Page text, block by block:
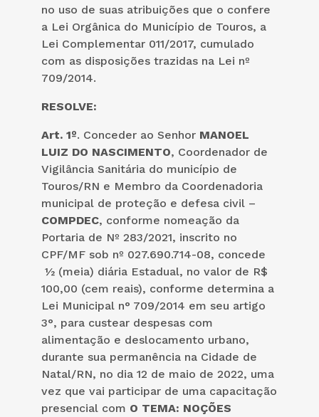
no uso de suas atribuições que o confere
a Lei Orgânica do Município de Touros, a
Lei Complementar 011/2017, cumulado
com as disposições trazidas na Lei nº
709/2014.
RESOLVE:
Art. 1º. Conceder ao Senhor MANOEL
LUIZ DO NASCIMENTO, Coordenador de
Vigilância Sanitária do município de
Touros/RN e Membro da Coordenadoria
municipal de proteção e defesa civil –
COMPDEC, conforme nomeação da
Portaria de Nº 283/2021, inscrito no
CPF/MF sob nº 027.690.714-08, concede
½ (meia) diária Estadual, no valor de R$
100,00 (cem reais), conforme determina a
Lei Municipal n° 709/2014 em seu artigo
3°, para custear despesas com
alimentação e deslocamento urbano,
durante sua permanência na Cidade de
Natal/RN, no dia 12 de maio de 2022, uma
vez que vai participar de uma capacitação
presencial com O TEMA: NOÇÕES